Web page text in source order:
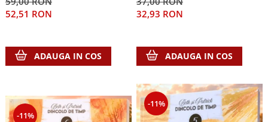
52,51 RON
ADAUGA IN COS
32,93 RON
ADAUGA IN COS
-11%
-11%